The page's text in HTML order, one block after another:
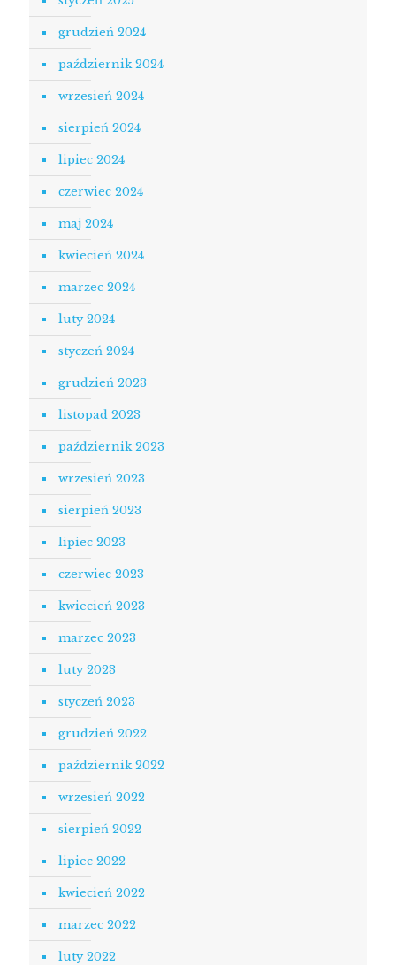
grudzień 2024
październik 2024
wrzesień 2024
sierpień 2024
lipiec 2024
czerwiec 2024
maj 2024
kwiecień 2024
marzec 2024
luty 2024
styczeń 2024
grudzień 2023
listopad 2023
październik 2023
wrzesień 2023
sierpień 2023
lipiec 2023
czerwiec 2023
kwiecień 2023
marzec 2023
luty 2023
styczeń 2023
grudzień 2022
październik 2022
wrzesień 2022
sierpień 2022
lipiec 2022
kwiecień 2022
marzec 2022
luty 2022